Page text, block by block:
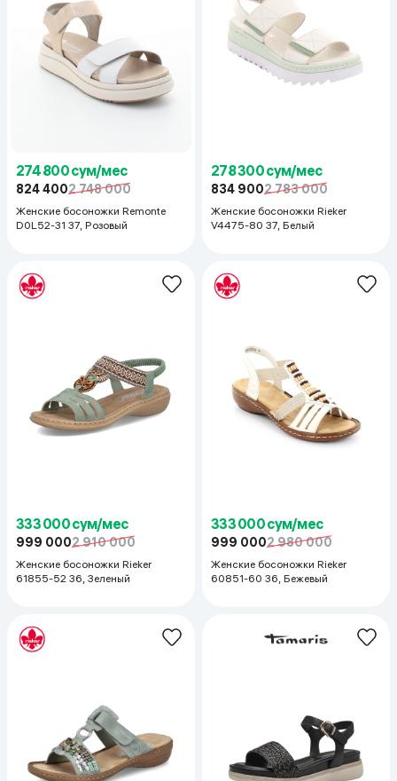
274 800 сум/мес
824 4002 748 000
Женские босоножки Remonte
D0L52-31 37, Розовый
278 300 сум/мес
834 9002 783 000
Женские босоножки Rieker
V4475-80 37, Белый
333 000 сум/мес
999 0002 910 000
Женские босоножки Rieker
61855-52 36, Зеленый
333 000 сум/мес
999 0002 980 000
Женские босоножки Rieker
60851-60 36, Бежевый